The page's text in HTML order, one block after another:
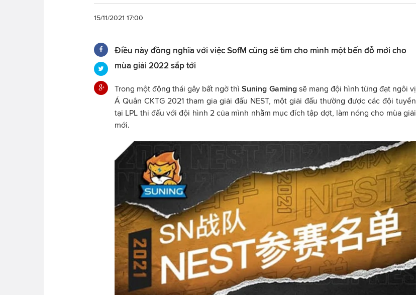
15/11/2021 17:00
Điều này đồng nghĩa với việc SofM cũng sẽ tìm cho mình một bến đỗ mới cho
mùa giải 2022 sắp tới
Trong một động thái gây bất ngờ thìSuning Gaming sẽ mang đội hình từng đạt ngôi vị
Á Quân CKTG 2021 tham gia giải đấu NEST, một giải đấu thường được các đội tuyển
tại LPL thi đấu với đội hình 2 của mình nhằm mục đích tập dợt, làm nóng cho mùa giải
mới.